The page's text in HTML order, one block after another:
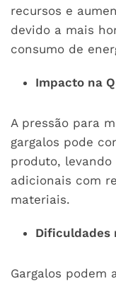
recursos e
devido a mais
consumo de
Impacto na
A pressão para
gargalos pode
produto,
adicionais com
materiais.
Dificuldades
Gargalos podem